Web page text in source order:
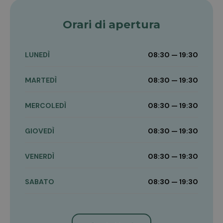
Orari di apertura
LUNEDÌ 08:30 — 19:30
MARTEDÌ 08:30 — 19:30
MERCOLEDÌ 08:30 — 19:30
GIOVEDÌ 08:30 — 19:30
VENERDÌ 08:30 — 19:30
SABATO 08:30 — 19:30